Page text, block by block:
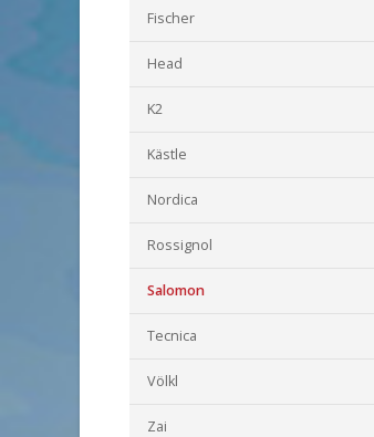
Fischer
Head
K2
Kästle
Nordica
Rossignol
Salomon
Tecnica
Völkl
Zai